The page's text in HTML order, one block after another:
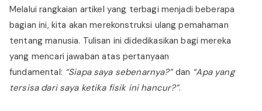
Melalui rangkaian artikel yang terbagi menjadi beberapa
bagian ini, kita akan merekonstruksi ulang pemahaman
tentang manusia. Tulisan ini didedikasikan bagi mereka
yang mencari jawaban atas pertanyaan
fundamental: “Siapa saya sebenarnya?”dan “Apa yang
tersisa dari saya ketika fisik ini hancur?”.